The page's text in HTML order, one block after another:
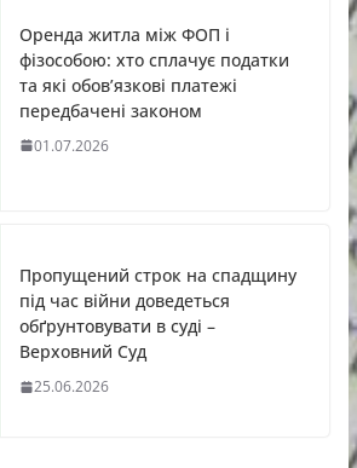
Оренда житла між ФОП і
фізособою: хто сплачує податки
та які обов’язкові платежі
передбачені законом
01.07.2026
Пропущений строк на спадщину
під час війни доведеться
обґрунтовувати в суді –
Верховний Суд
25.06.2026